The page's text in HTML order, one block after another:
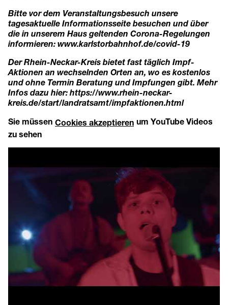
Bitte vor dem Veranstaltungsbesuch unsere
tagesaktuelle Informationsseite besuchen und über
die in unserem Haus geltenden Corona-Regelungen
informieren: www.karlstorbahnhof.de/covid-19
Der Rhein-Neckar-Kreis bietet fast täglich Impf-
Aktionen an wechselnden Orten an, wo es kostenlos
und ohne Termin Beratung und Impfungen gibt. Mehr
Infos dazu hier: https://www.rhein-neckar-
kreis.de/start/landratsamt/impfaktionen.html
Sie müssen Cookies akzeptieren um YouTube Videos
zu sehen